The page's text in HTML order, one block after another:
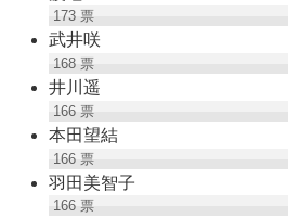
173票
武井咲
168票
井川遥
166票
本田望結
166票
羽田美智子
166票